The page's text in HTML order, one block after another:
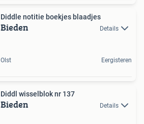
Diddle notitie boekjes blaadjes
Bieden Details
Olst Eergisteren
Diddl wisselblok nr 137
Bieden Details